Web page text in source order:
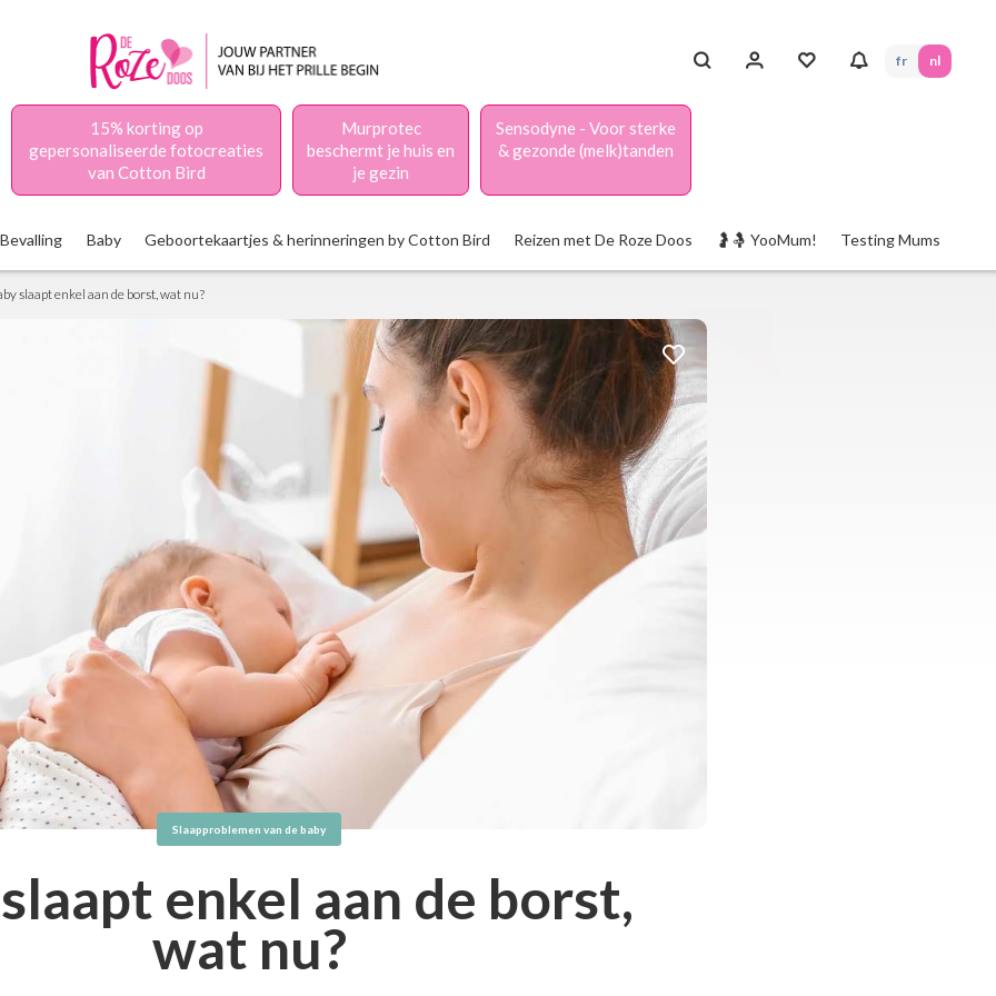
fr nl
15% korting op
gepersonaliseerde fotocreaties
van Cotton Bird
Murprotec
beschermt je huis en
je gezin
Sensodyne - Voor sterke
& gezonde (melk)tanden
Bevalling Baby Geboortekaartjes & herinneringen by Cotton Bird Reizen met De Roze Doos 🤰🤱 YooMum! Testing Mums
slaapt enkel aan de borst, wat nu?
Slaapproblemen van de baby
enkel aan de borst,
wat nu?